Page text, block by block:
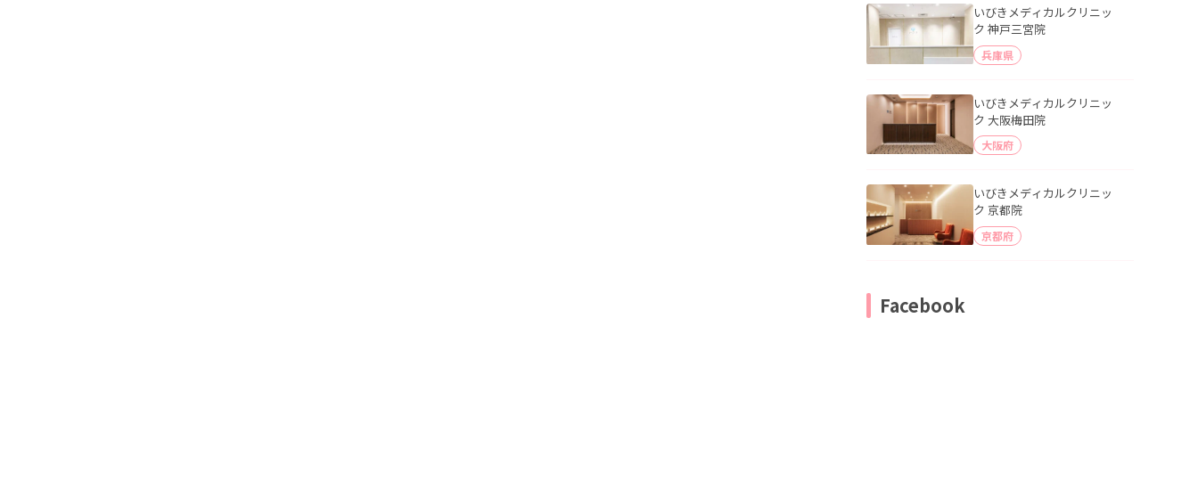
いびきメディカルクリニッ
ク 神戸三宮院
兵庫県
いびきメディカルクリニッ
ク 大阪梅田院
大阪府
いびきメディカルクリニッ
ク 京都院
京都府
Facebook